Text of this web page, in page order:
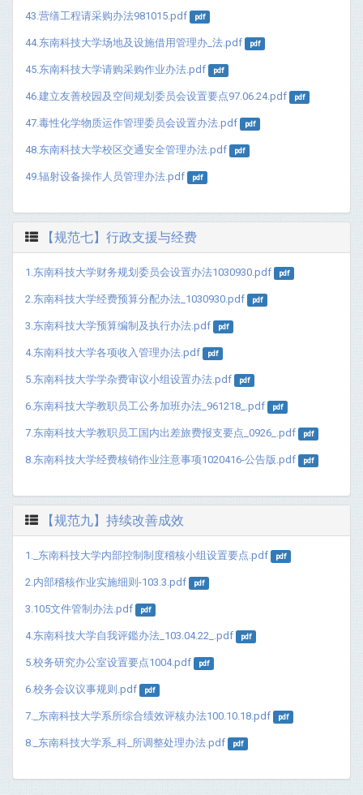
43.营缮工程请采购办法981015.pdf pdf
44.东南科技大学场地及设施借用管理办_法.pdf pdf
45.东南科技大学请购采购作业办法.pdf pdf
46.建立友善校园及空间规划委员会设置要点97.06.24.pdf pdf
47.毒性化学物质运作管理委员会设置办法.pdf pdf
48.东南科技大学校区交通安全管理办法.pdf pdf
49.辐射设备操作人员管理办法.pdf pdf
【规范七】行政支援与经费
1.东南科技大学财务规划委员会设置办法1030930.pdf pdf
2.东南科技大学经费预算分配办法_1030930.pdf pdf
3.东南科技大学预算编制及执行办法.pdf pdf
4.东南科技大学各项收入管理办法.pdf pdf
5.东南科技大学学杂费审议小组设置办法.pdf pdf
6.东南科技大学教职员工公务加班办法_961218_.pdf pdf
7.东南科技大学教职员工国内出差旅费报支要点_0926_.pdf pdf
8.东南科技大学经费核销作业注意事项1020416-公告版.pdf pdf
【规范九】持续改善成效
1._东南科技大学内部控制制度稽核小组设置要点.pdf pdf
2.内部稽核作业实施细则-103.3.pdf pdf
3.105文件管制办法.pdf pdf
4.东南科技大学自我评鑑办法_103.04.22_.pdf pdf
5.校务研究办公室设置要点1004.pdf pdf
6.校务会议议事规则.pdf pdf
7._东南科技大学系所综合绩效评核办法100.10.18.pdf pdf
8._东南科技大学系_科_所调整处理办法.pdf pdf